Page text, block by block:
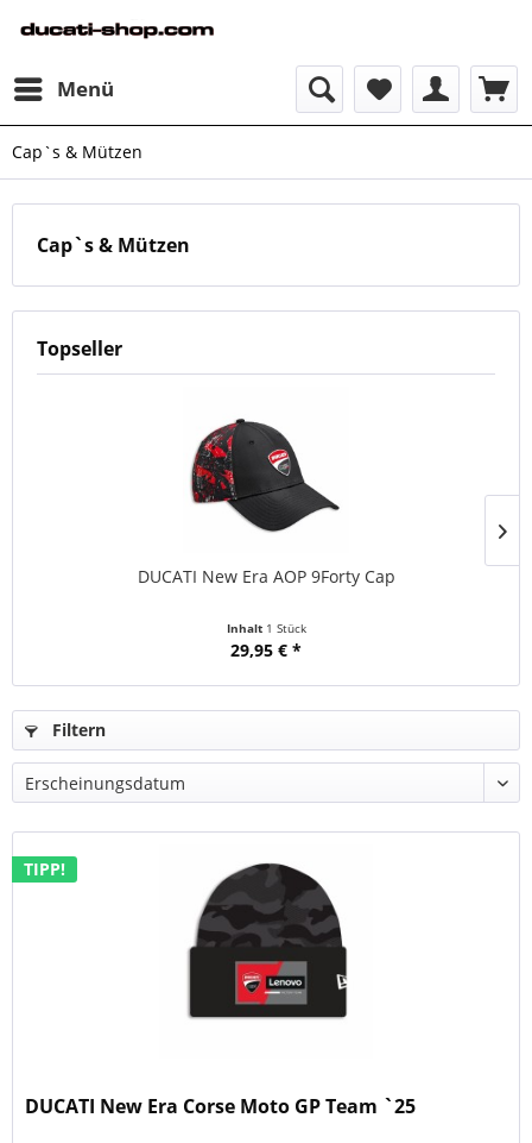
Menü
Cap`s & Mützen
Cap`s & Mützen
Topseller
DUCATI New Era AOP 9Forty Cap
Inhalt 1 Stück
29,95 € *
Filtern
TIPP!
DUCATI New Era Corse Moto GP Team `25